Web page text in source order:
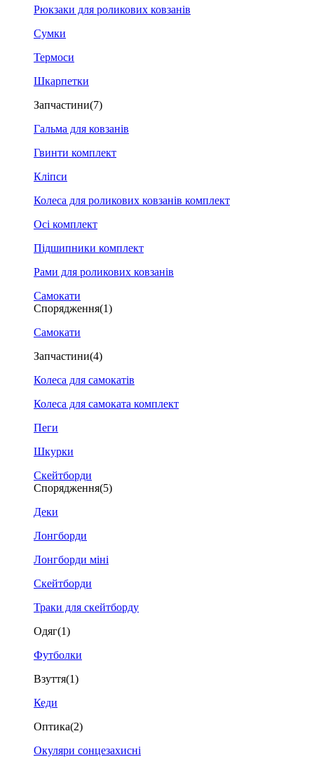
Рюкзаки для роликових ковзанів
Сумки
Термоси
Шкарпетки
Запчастини(7)
Гальма для ковзанів
Гвинти комплект
Кліпси
Колеса для роликових ковзанів комплект
Осі комплект
Підшипники комплект
Рами для роликових ковзанів
Самокати
Спорядження(1)
Самокати
Запчастини(4)
Колеса для самокатів
Колеса для самоката комплект
Пеги
Шкурки
Скейтборди
Спорядження(5)
Деки
Лонгборди
Лонгборди міні
Скейтборди
Траки для скейтборду
Одяг(1)
Футболки
Взуття(1)
Кеди
Оптика(2)
Окуляри сонцезахисні